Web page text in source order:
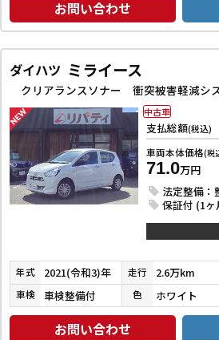
お問い合わせ
ダイハツ ミライース
支払総額(税込)
車両本体価格(税
71.0万円
法定整備：
保証付 (1
中古車
年式 2021(令和3)年 走行 2.6万km
車検 車検整備付 色 ホワイト
お問い合わせ